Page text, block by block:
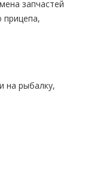
запчастей
прицепа,
на рыбалку,